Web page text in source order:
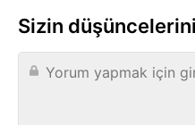
Sizin